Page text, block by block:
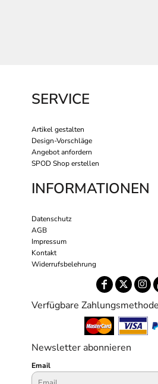
SERVICE
Artikel gestalten
Design-Vorschläge
Angebot anfordern
SPOD Shop erstellen
INFORMATIONEN
Datenschutz
AGB
Impressum
Kontakt
Widerrufsbelehrung
Verfügbare
Newsletter abonnieren
Email